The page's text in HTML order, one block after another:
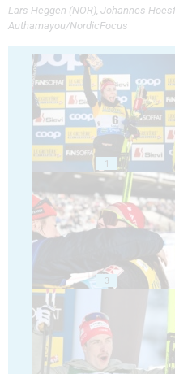
Lars Heggen (NOR), Johannes
Authamayou/NordicFocus
1
3